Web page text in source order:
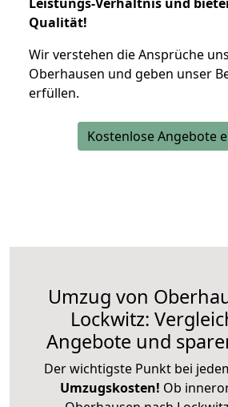
Qualität!
Wir verstehen die Ansprüche
Oberhausen und geben unser
erfüllen.
Kostenlose Angebote
Umzug von
Lockwitz:
Angebote und
Der wichtigste Punkt bei
Umzugskosten! Ob